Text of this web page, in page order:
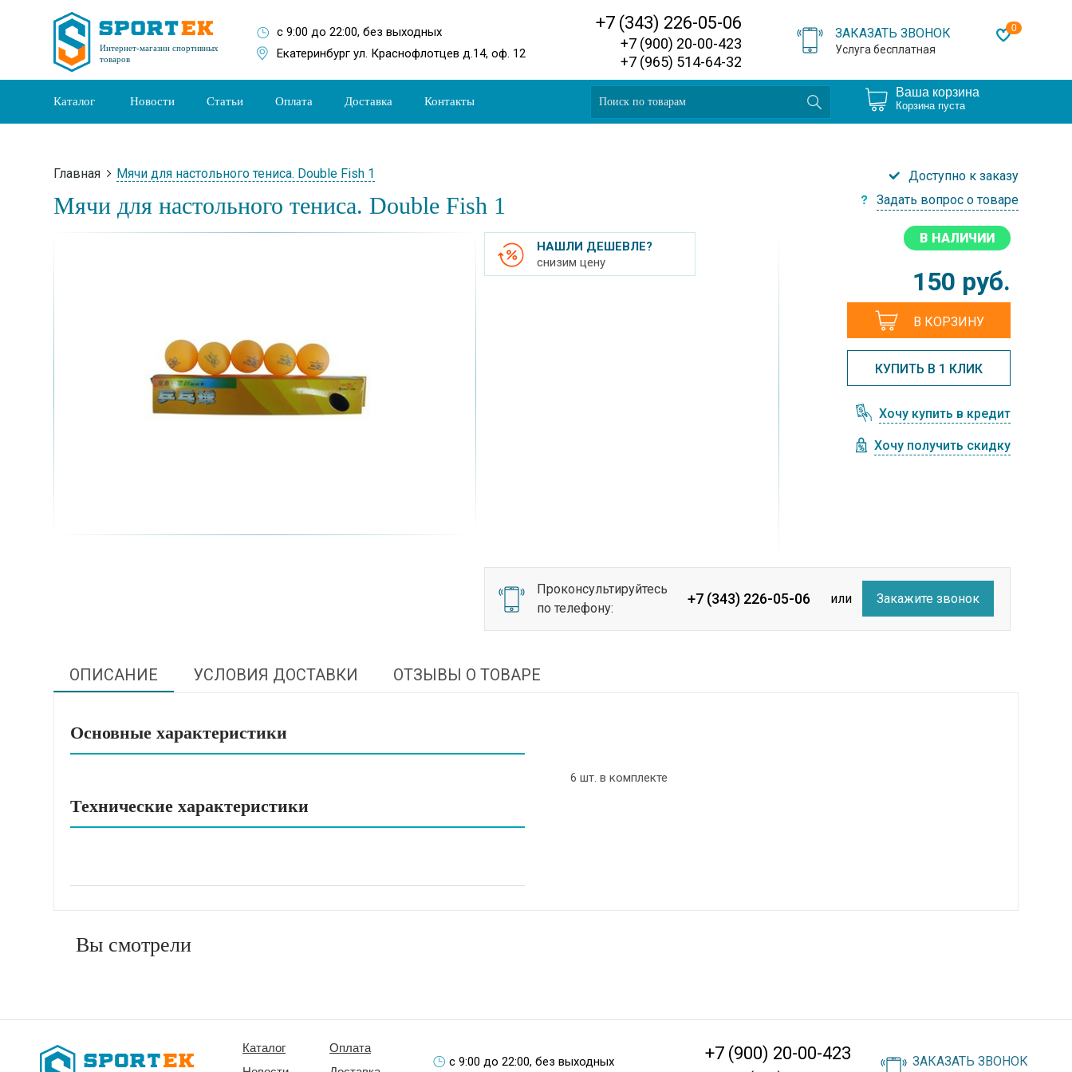
Интернет-магазин спортивных
товаров
с 9:00 до 22:00, без выходных
Екатеринбург ул. Краснофлотцев д.14, оф. 12
+7 (343) 226-05-06
+7 (900) 20-00-423
+7 (965) 514-64-32
ЗАКАЗАТЬ ЗВОНОК
Услуга бесплатная
0
Каталог Новости Статьи Оплата Доставка Контакты
Ваша корзина
Корзина пуста
Главная Мячи для настольного тениса. Double Fish 1
Мячи для настольного тениса. Double Fish 1
Доступно к заказу
Задать вопрос о товаре
НАШЛИ ДЕШЕВЛЕ?
снизим цену
В НАЛИЧИИ
150 руб.
В КОРЗИНУ
КУПИТЬ В 1 КЛИК
Хочу купить в кредит
Хочу получить скидку
Проконсультируйтесь
по телефону:
+7 (343) 226-05-06 или Закажите звонок
ОПИСАНИЕ УСЛОВИЯ ДОСТАВКИ ОТЗЫВЫ О ТОВАРЕ
6 шт. в комплекте
Основные характеристики
Технические характеристики
Вы смотрели
Каталог
Оплата
с 9:00 до 22:00, без выходных +7 (900) 20-00-423 ЗАКАЗАТЬ ЗВОНОК